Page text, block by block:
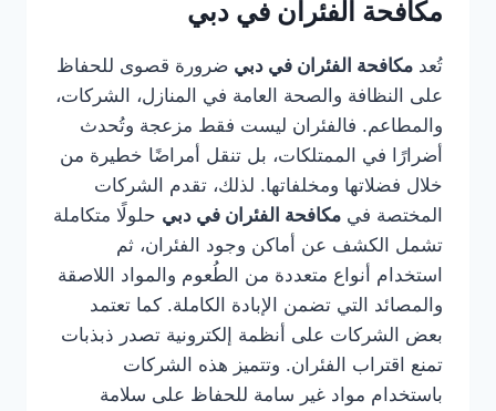
مكافحة الفئران في دبي
تُعد مكافحة الفئران في دبي ضرورة قصوى للحفاظ
على النظافة والصحة العامة في المنازل، الشركات،
والمطاعم. فالفئران ليست فقط مزعجة وتُحدث
أضرارًا في الممتلكات، بل تنقل أمراضًا خطيرة من
خلال فضلاتها ومخلفاتها. لذلك، تقدم الشركات
المختصة في مكافحة الفئران في دبي حلولًا متكاملة
تشمل الكشف عن أماكن وجود الفئران، ثم
استخدام أنواع متعددة من الطُعوم والمواد اللاصقة
والمصائد التي تضمن الإبادة الكاملة. كما تعتمد
بعض الشركات على أنظمة إلكترونية تصدر ذبذبات
تمنع اقتراب الفئران. وتتميز هذه الشركات
باستخدام مواد غير سامة للحفاظ على سلامة